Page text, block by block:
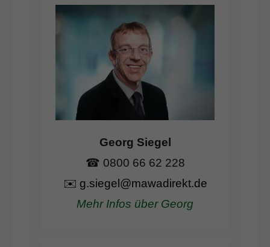
Georg Siegel
☎ 0800 66 62 228
✉️ g.siegel@mawadirekt.de
Mehr Infos über Georg